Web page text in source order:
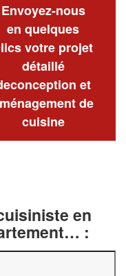
Envoyez-nous
en quelques
votre projet
détaillé
et
de
cuisine
en
: